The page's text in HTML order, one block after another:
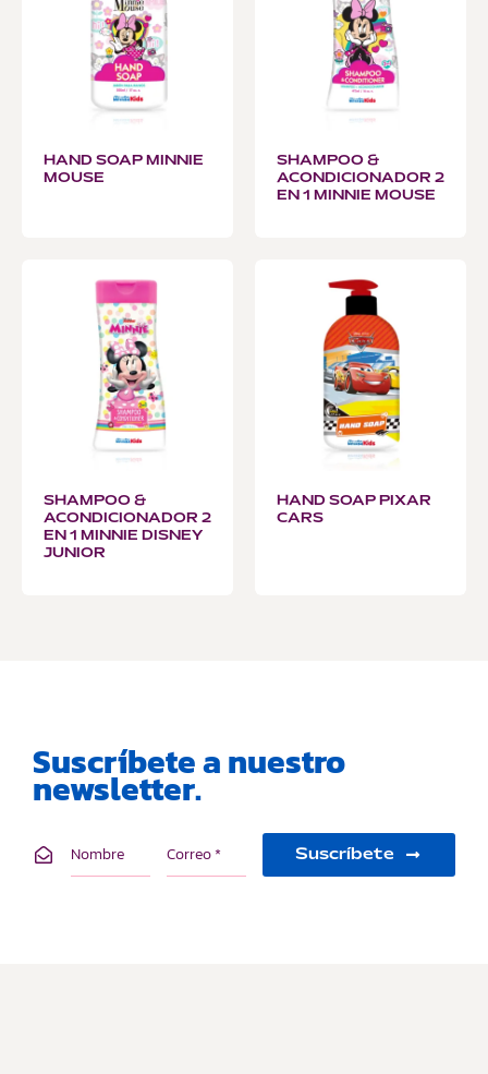
HAND SOAP MINNIE
MOUSE
SHAMPOO &
ACONDICIONADOR 2
EN 1 MINNIE MOUSE
SHAMPOO &
ACONDICIONADOR 2
EN 1 MINNIE DISNEY
JUNIOR
HAND SOAP PIXAR
CARS
Suscríbete a nuestro
newsletter.
Suscríbete